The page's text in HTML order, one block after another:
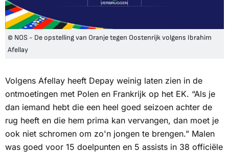
© NOS - De opstelling van Oranje tegen Oostenrijk volgens Ibrahim
Afellay
Volgens Afellay heeft Depay weinig laten zien in de
ontmoetingen met Polen en Frankrijk op het EK. “Als je
dan iemand hebt die een heel goed seizoen achter de
rug heeft en die hem prima kan vervangen, dan moet je
ook niet schromen om zo'n jongen te brengen.” Malen
was goed voor 15 doelpunten en 5 assists in 38 officiële